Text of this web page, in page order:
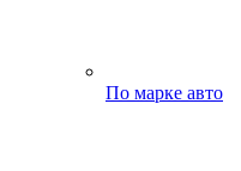
По марке авто